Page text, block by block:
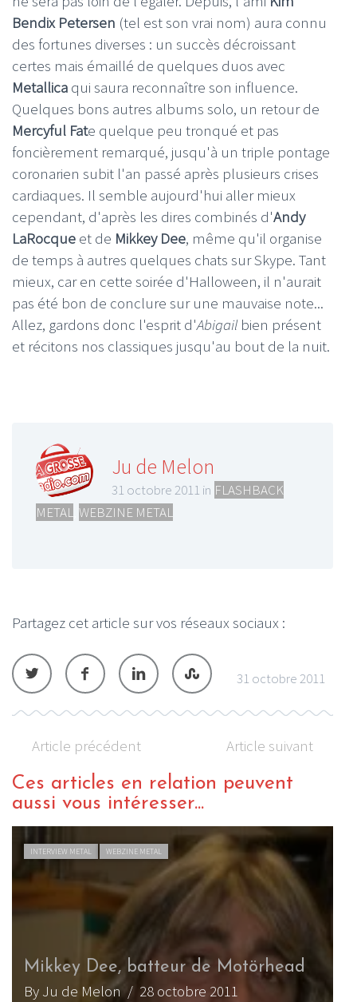
Bendix Petersen (tel est son vrai nom) aura connu
des fortunes diverses : un succès décroissant
certes mais émaillé de quelques duos avec
Metallica qui saura reconnaître son influence.
Quelques bons autres albums solo, un retour de
Mercyful Fate quelque peu tronqué et pas
foncièrement remarqué, jusqu'à un triple pontage
coronarien subit l'an passé après plusieurs crises
cardiaques. Il semble aujourd'hui aller mieux
cependant, d'après les dires combinés d'Andy
LaRocque et de Mikkey Dee, même qu'il organise
de temps à autres quelques chats sur Skype. Tant
mieux, car en cette soirée d'Halloween, il n'aurait
pas été bon de conclure sur une mauvaise note...
Allez, gardons donc l'esprit d'Abigailbien présent
et récitons nos classiques jusqu'au bout de la nuit.
Ju de Melon
31 octobre 2011 in FLASHBACK
METAL WEBZINE METAL
Partagez cet article sur vos réseaux sociaux :
31 octobre 2011
Article précédent Article suivant
Ces articles en relation peuvent
aussi vous intéresser...
INTERVIEW METAL WEBZINE METAL
Mikkey Dee, batteur de Motörhead
By Ju de Melon / 28 octobre 2011